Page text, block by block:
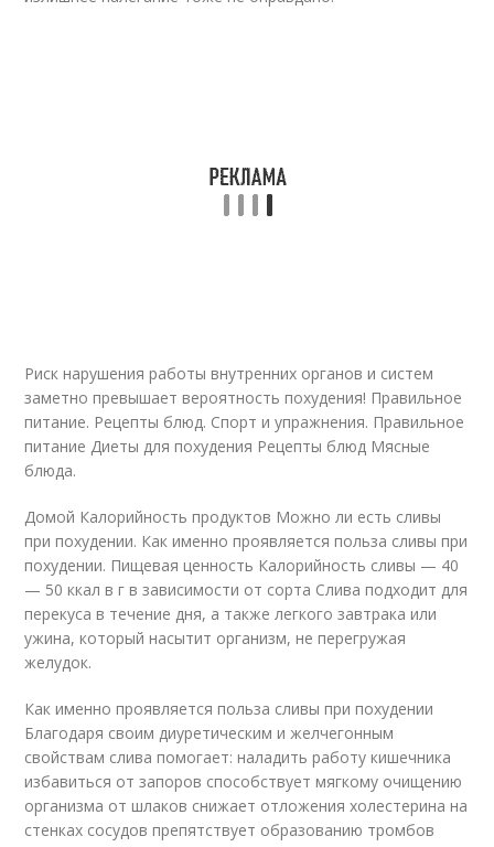
Риск нарушения работы внутренних органов и систем
заметно превышает вероятность похудения! Правильное
питание. Рецепты блюд. Спорт и упражнения. Правильное
питание Диеты для похудения Рецепты блюд Мясные
блюда.
Домой Калорийность продуктов Можно ли есть сливы
при похудении. Как именно проявляется польза сливы при
похудении. Пищевая ценность Калорийность сливы — 40
— 50 ккал в г в зависимости от сорта Слива подходит для
перекуса в течение дня, а также легкого завтрака или
ужина, который насытит организм, не перегружая
желудок.
Как именно проявляется польза сливы при похудении
Благодаря своим диуретическим и желчегонным
свойствам слива помогает: наладить работу кишечника
избавиться от запоров способствует мягкому очищению
организма от шлаков снижает отложения холестерина на
стенках сосудов препятствует образованию тромбов